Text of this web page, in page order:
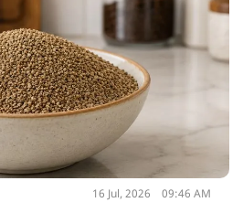
अध्ययन शामिल है।
16 Jul, 2026 09:46 AM